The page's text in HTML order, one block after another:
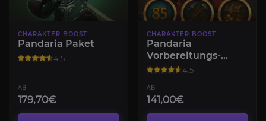
CHARAKTER BOOST
Pandaria Paket
4.5
AB
179,70€
CHARAKTER BOOST
Pandaria
Vorbereitungs-
Bundle4.5
AB
141,00€